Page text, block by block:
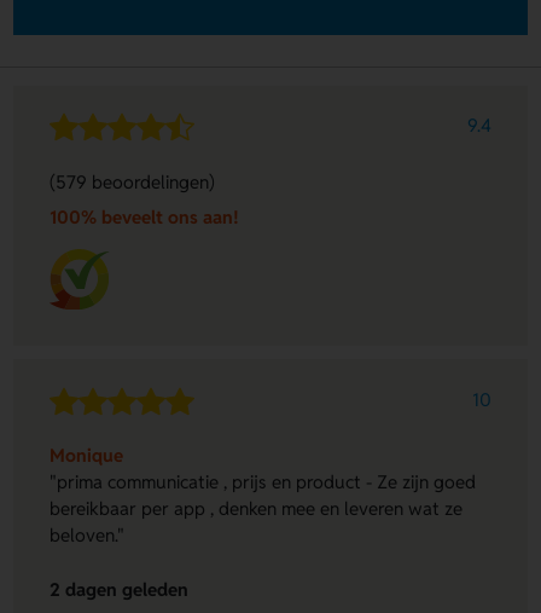
9.4
(579 beoordelingen)
100% beveelt ons aan!
10
Monique
"prima communicatie , prijs en product - Ze zijn goed
bereikbaar per app , denken mee en leveren wat ze
beloven."
2 dagen geleden